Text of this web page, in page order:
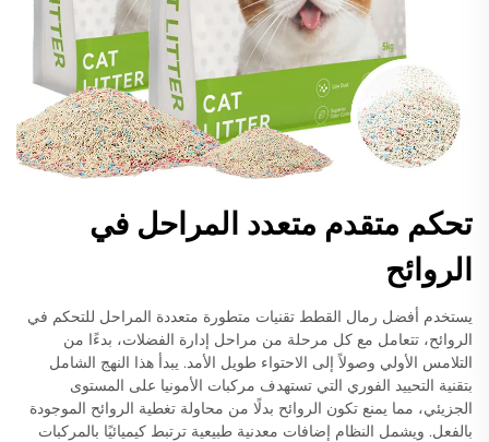
تحكم متقدم متعدد المراحل في
الروائح
يستخدم أفضل رمال القطط تقنيات متطورة متعددة المراحل للتحكم في
الروائح، تتعامل مع كل مرحلة من مراحل إدارة الفضلات، بدءًا من
التلامس الأولي وصولاً إلى الاحتواء طويل الأمد. يبدأ هذا النهج الشامل
بتقنية التحييد الفوري التي تستهدف مركبات الأمونيا على المستوى
الجزيئي، مما يمنع تكون الروائح بدلًا من محاولة تغطية الروائح الموجودة
بالفعل. ويشمل النظام إضافات معدنية طبيعية ترتبط كيميائيًا بالمركبات